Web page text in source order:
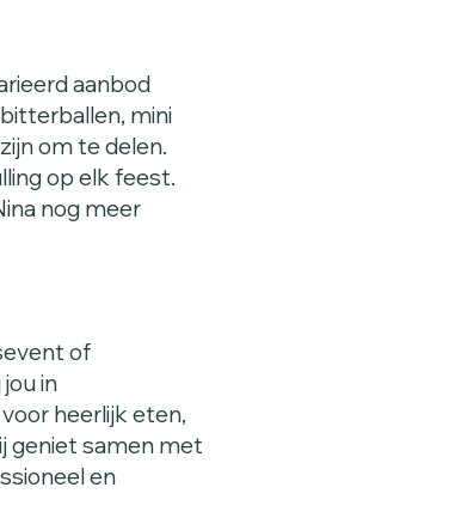
aanbod
mini
om te delen.
op elk feest.
nog meer
of
in
heerlijk eten,
geniet samen met
en